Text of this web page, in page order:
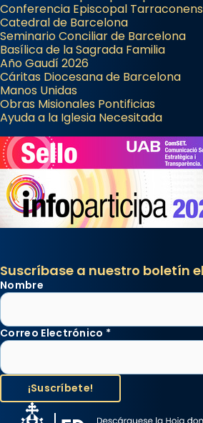
Conferencia Episcopal
Catedral de Barcelona
Seminario Conciliar de Barcelona
Basílica de la Sagrada Familia
Año Gaudí 2026
Cáritas Diocesana de Barcelona
Manos Unidas
Obras Misionales Pontificias
Ayuda a la Iglesia Necesitada
Suscríbase a nuestro boletín
Nombre
Correo Electrónico *